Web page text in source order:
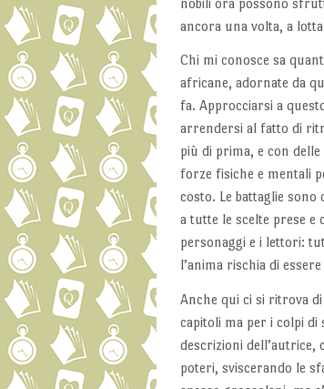
ancora una volta, a
Chi mi conosce sa
africane, adornate da
fa. Approcciarsi a
arrendersi al fatto di
più di prima, e con
forze fisiche e mentali
costo. Le battaglie
a tutte le scelte prese e
personaggi e i lettori:
l’anima rischia di
Anche qui ci si ritrova
capitoli ma per i colpi di
descrizioni dell’autrice,
poteri, sviscerando le